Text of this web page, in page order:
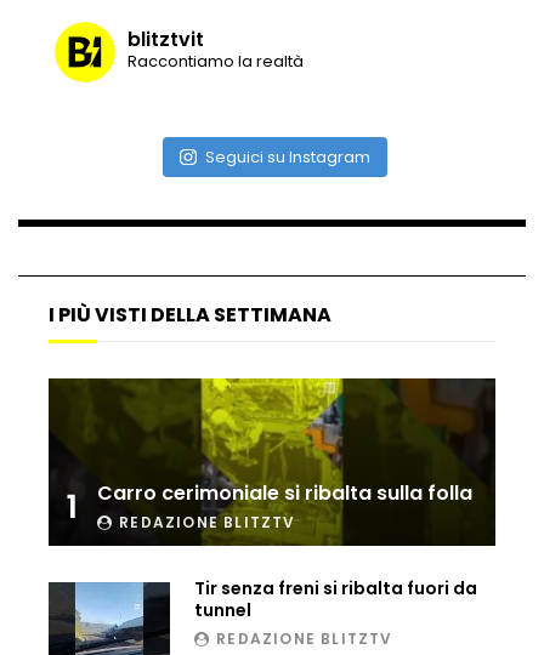
male
Incidente aereo a Mogadiscio, aereo
perde il controllo
i droni russi
blitztvit
Raccontiamo la realtà
Seguici su Instagram
I PIÙ VISTI DELLA SETTIMANA
1 Carro cerimoniale si ribalta sulla folla
REDAZIONE BLITZTV
Tir senza freni si ribalta fuori da
tunnel
REDAZIONE BLITZTV